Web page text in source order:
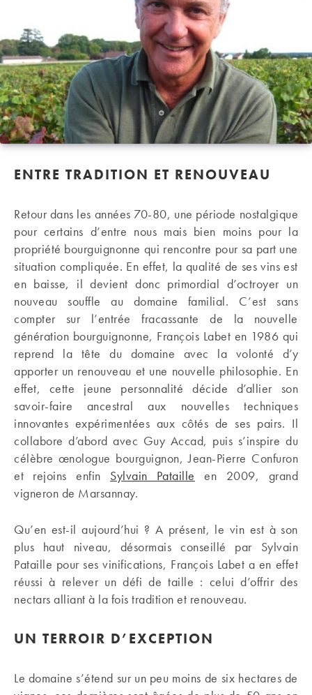
ENTRE TRADITION ET RENOUVEAU
Retour dans les années 70-80, une période nostalgique
pour certains d’entre nous mais bien moins pour la
propriété bourguignonne qui rencontre pour sa part une
situation compliquée. En effet, la qualité de ses vins est
en baisse, il devient donc primordial d’octroyer un
nouveau souffle au domaine familial. C’est sans
compter sur l’entrée fracassante de la nouvelle
génération bourguignonne, François Labet en 1986 qui
reprend la tête du domaine avec la volonté d’y
apporter un renouveau et une nouvelle philosophie. En
effet, cette jeune personnalité décide d’allier son
savoir-faire ancestral aux nouvelles techniques
innovantes expérimentées aux côtés de ses pairs. Il
collabore d’abord avec Guy Accad, puis s’inspire du
célèbre œnologue bourguignon, Jean-Pierre Confuron
et rejoins enfin Sylvain Pataille en 2009, grand
vigneron de Marsannay.
Qu’en est-il aujourd’hui ? A présent, le vin est à son
plus haut niveau, désormais conseillé par Sylvain
Pataille pour ses vinifications, François Labet a en effet
réussi à relever un défi de taille : celui d’offrir des
nectars alliant à la fois tradition et renouveau.
UN TERROIR D’EXCEPTION
Le domaine s’étend sur un peu moins de six hectares de